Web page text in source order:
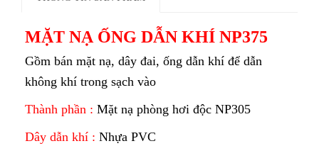
MẶT NẠ ỐNG DẪN KHÍ NP375
Gồm bán mặt nạ, dây đai, ống dẫn khí để dẫn
không khí trong sạch vào
Thành phần : Mặt nạ phòng hơi độc NP305
Dây dẫn khí : Nhựa PVC